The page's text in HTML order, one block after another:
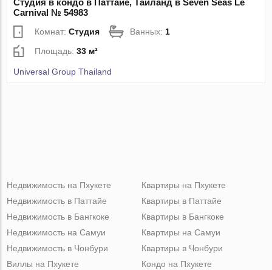
Студия в кондо в Паттайе, Таиланд в Seven Seas Le
Carnival № 54983
Комнат:Студия Ванных: 1
Площадь:33 м²
Universal Group Thailand
Недвижимость на Пхукете
Недвижимость в Паттайе
Недвижимость в Бангкоке
Недвижимость на Самуи
Недвижимость в Чонбури
Квартиры на Пхукете
Квартиры в Паттайе
Квартиры в Бангкоке
Квартиры на Самуи
Квартиры в Чонбури
Виллы на Пхукете
Кондо на Пхукете